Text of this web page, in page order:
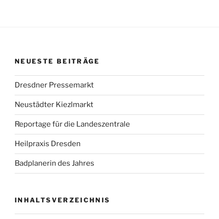
NEUESTE BEITRÄGE
Dresdner Pressemarkt
Neustädter Kiezlmarkt
Reportage für die Landeszentrale
Heilpraxis Dresden
Badplanerin des Jahres
INHALTSVERZEICHNIS